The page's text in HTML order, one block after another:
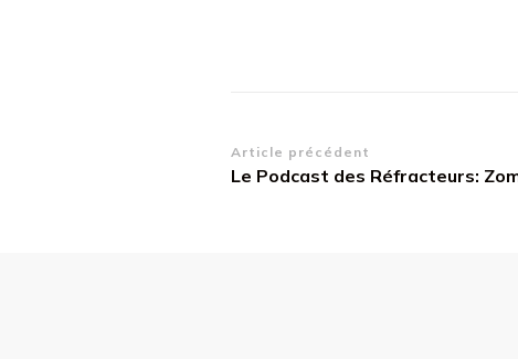
Navigation
d’article
Article précédent
Le Podcast des Réfracteurs: